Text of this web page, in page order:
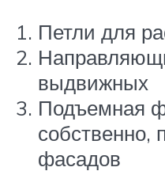
Петли для
выдвижных
Подъемная
собственно,
фасадов